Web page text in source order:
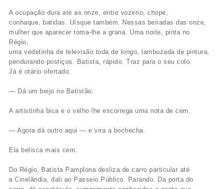
A ocupação dura até as onze, entre vozerio, chope,
conhaque, batidas. Uísque também. Nessas beiradas das onze,
mulher que aparecer toma-lhe a grana. Uma noite, pinta no
Régio,
uma vedetinha de televisão toda de longo, lambuzada de pintura,
pendurando postiços. Batista, rápido. Traz para o seu colo.
Já é otário ofertado.
— Dá um beijo no Batistão.
A artistinha bica e o velho lhe escorrega uma nota de cem.
— Agora dá outro aqui — e vira a bochecha.
Ela belisca mais cem.
Do Régio, Batista Pamplona desliza de carro particular até
a Cinelândia, dali ao Passeio Público. Parando. Da porta do